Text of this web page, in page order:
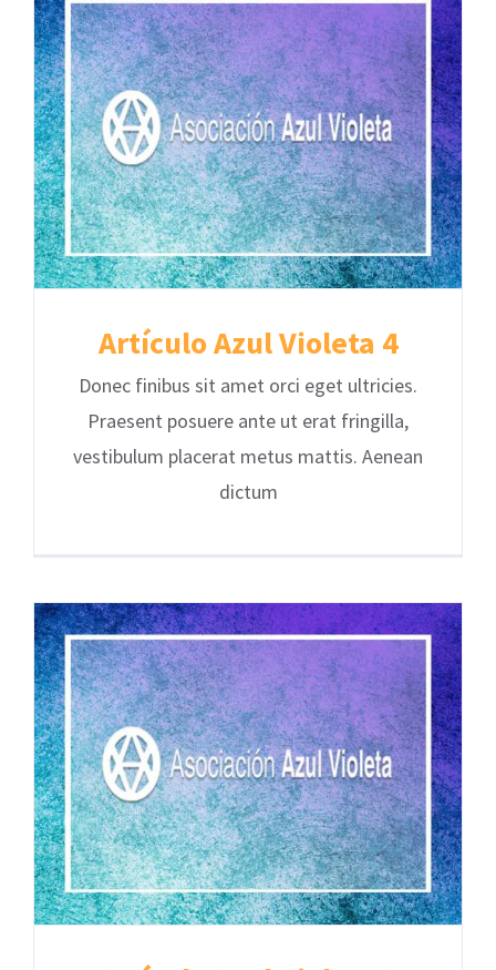
Artículo Azul Violeta 4
Donec finibus sit amet orci eget ultricies.
Praesent posuere ante ut erat fringilla,
vestibulum placerat metus mattis. Aenean
dictum